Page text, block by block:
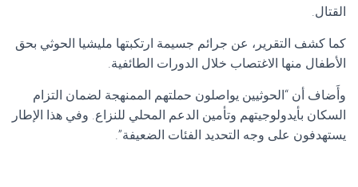
القتال.
كما كشف التقرير، عن جرائم جسيمة ارتكبتها مليشيا الحوثي بحق
الأطفال منها الاغتصاب خلال الدورات الطائفية.
وأَضاف أن “الحوثيين يواصلون حملتهم الممنهجة لضمان التزام
السكان بأيدولوجيتهم وتأمين الدعم المحلي للنزاع. وفي هذا الإطار
يستهدفون على وجه التحديد الفئات الضعيفة”.